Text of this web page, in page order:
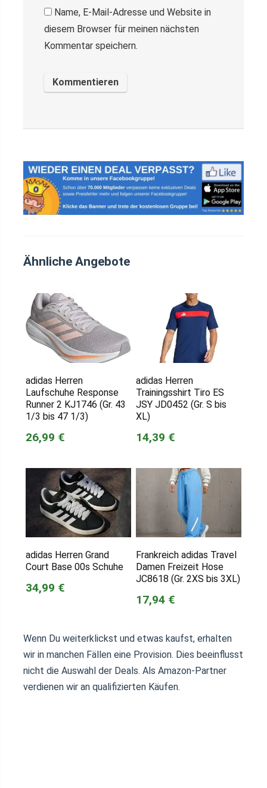
Name, E-Mail-Adresse und Website in
diesem Browser für meinen nächsten
Kommentar speichern.
Ähnliche Angebote
adidas Herren
Laufschuhe Response
Runner 2 KJ1746 (Gr. 43
1/3 bis 47 1/3)
26,99 €
adidas Herren
Trainingsshirt Tiro ES
JSY JD0452 (Gr. S bis
XL)
14,39 €
adidas Herren Grand
Court Base 00s Schuhe
34,99 €
Frankreich adidas Travel
Damen Freizeit Hose
JC8618 (Gr. 2XS bis 3XL)
17,94 €
Wenn Du weiterklickst und etwas kaufst, erhalten
wir in manchen Fällen eine Provision. Dies beeinflusst
nicht die Auswahl der Deals. Als Amazon-Partner
verdienen wir an qualifizierten Käufen.